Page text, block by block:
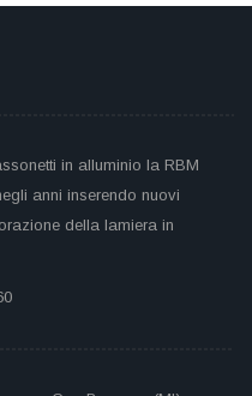
in alluminio la RBM
anni inserendo nuovi
della lamiera in